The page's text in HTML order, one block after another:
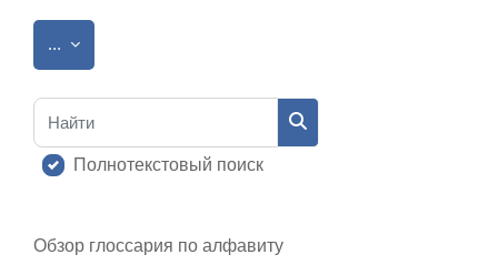
... Экспорт записей
Найти
Найти
Полнотекстовый поиск
Обзор глоссария по алфавиту